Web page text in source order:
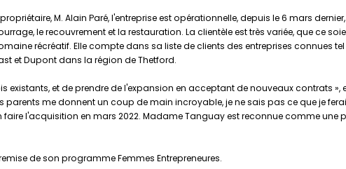
M. Alain Paré, l'entreprise est opérationnelle, depuis le 6 mars
le recouvrement et la restauration. La clientèle est très variée, que ce
récréatif. Elle compte dans sa liste de clients des entreprises connues tel
et Dupont dans la région de Thetford.
et de prendre de l'expansion en acceptant de nouveaux contrats »,
me donnent un coup de main incroyable, je ne sais pas ce que je
l'acquisition en mars 2022. Madame Tanguay est reconnue comme
de son programme Femmes Entrepreneures.